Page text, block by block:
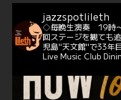
バー♪♬
当店での演奏シーン
#天文館ミリオネー
https://youtu.be/
6
Jazz Spot Lilet
jazzspotlileth
◇毎晩生演奏 19時
回ステージを観ても
児島"天文館"で33年
Live Music Club